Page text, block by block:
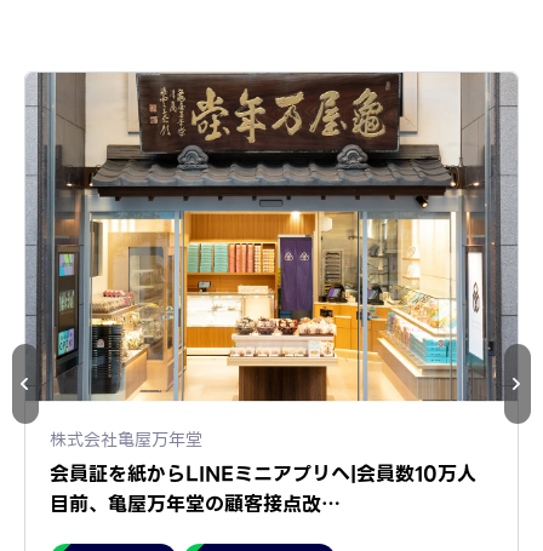
株式会社亀屋万年堂
会員証を紙からLINEミニアプリへ|会員数10万人
目前、亀屋万年堂の顧客接点改…